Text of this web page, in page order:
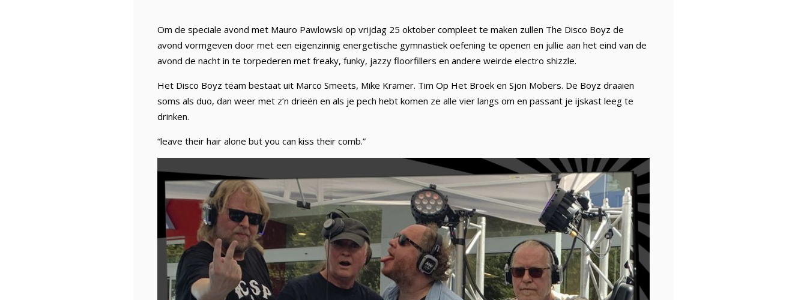
Om de speciale avond met Mauro Pawlowski op vrijdag 25 oktober compleet te maken zullen The Disco Boyz de
avond vormgeven door met een eigenzinnig energetische gymnastiek oefening te openen en jullie aan het eind van de
avond de nacht in te torpederen met freaky, funky, jazzy floorfillers en andere weirde electro shizzle.
Het Disco Boyz team bestaat uit Marco Smeets, Mike Kramer. Tim Op Het Broek en Sjon Mobers. De Boyz draaien
soms als duo, dan weer met z’n drieën en als je pech hebt komen ze alle vier langs om en passant je ijskast leeg te
drinken.
“leave their hair alone but you can kiss their comb.”